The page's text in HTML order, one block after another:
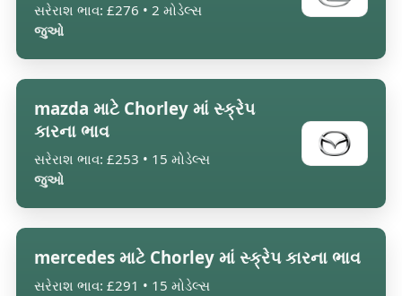
સરેરાશ ભાવ: £276 • 2 મોડેલ્સ
જુઓ
mazda માટે Chorley માં સ્ક્રેપ
કારના ભાવ
સરેરાશ ભાવ: £253 • 15 મોડેલ્સ
જુઓ
mercedes માટે Chorley માં સ્ક્રેપ કારના ભાવ
સરેરાશ ભાવ: £291 • 15 મોડેલ્સ